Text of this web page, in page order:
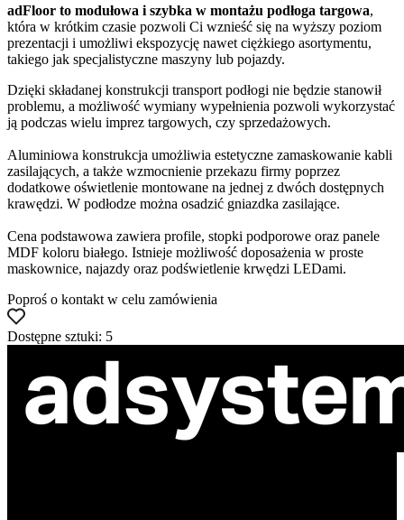
adFloor to modułowa i szybka w montażu podłoga targowa,
która w krótkim czasie pozwoli Ci wznieść się na wyższy poziom
prezentacji i umożliwi ekspozycję nawet ciężkiego asortymentu,
takiego jak specjalistyczne maszyny lub pojazdy.
Dzięki składanej konstrukcji transport podłogi nie będzie stanowił
problemu, a możliwość wymiany wypełnienia pozwoli wykorzystać
ją podczas wielu imprez targowych, czy sprzedażowych.
Aluminiowa konstrukcja umożliwia estetyczne zamaskowanie kabli
zasilających, a także wzmocnienie przekazu firmy poprzez
dodatkowe oświetlenie montowane na jednej z dwóch dostępnych
krawędzi. W podłodze można osadzić gniazdka zasilające.
Cena podstawowa zawiera profile, stopki podporowe oraz panele
MDF koloru białego. Istnieje możliwość doposażenia w proste
maskownice, najazdy oraz podświetlenie krwędzi LEDami.
Poproś o kontakt w celu zamówienia
Dostępne sztuki: 5